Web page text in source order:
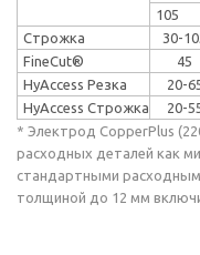
105
Строжка
30-
FineCut® 45
HyAccess Резка
20-
HyAccess Строжка 20-
* Электрод CopperPlus
расходных деталей как
стандартными
толщиной до 12 мм